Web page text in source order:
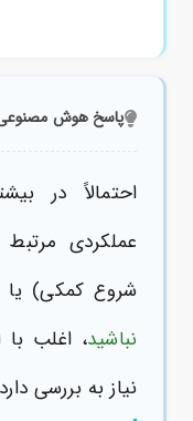
پاسخ هوش
احتمالاً در
عملکردی
شروع کمکی) یا
نباشید، اغلب با
نیاز به بررسی